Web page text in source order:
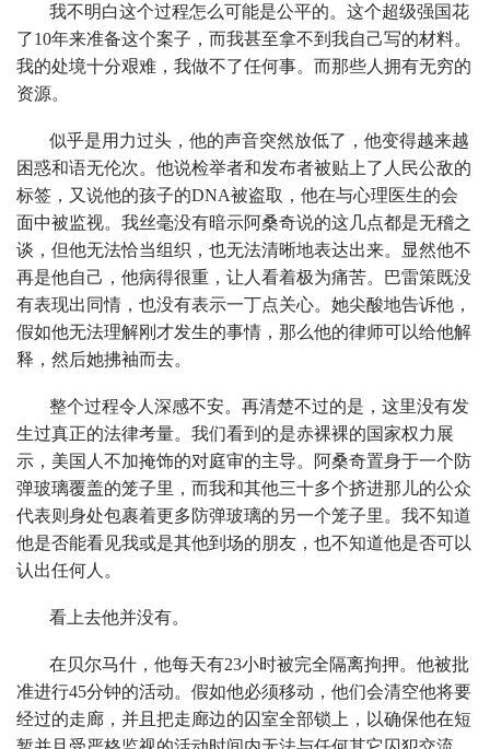
我不明白这个过程怎么可能是公平的。这个超级强国花
了10年来准备这个案子，而我甚至拿不到我自己写的材料。
我的处境十分艰难，我做不了任何事。而那些人拥有无穷的
资源。
似乎是用力过头，他的声音突然放低了，他变得越来越
困惑和语无伦次。他说检举者和发布者被贴上了人民公敌的
标签，又说他的孩子的DNA被盗取，他在与心理医生的会
面中被监视。我丝毫没有暗示阿桑奇说的这几点都是无稽之
谈，但他无法恰当组织，也无法清晰地表达出来。显然他不
再是他自己，他病得很重，让人看着极为痛苦。巴雷策既没
有表现出同情，也没有表示一丁点关心。她尖酸地告诉他，
假如他无法理解刚才发生的事情，那么他的律师可以给他解
释，然后她拂袖而去。
整个过程令人深感不安。再清楚不过的是，这里没有发
生过真正的法律考量。我们看到的是赤裸裸的国家权力展
示，美国人不加掩饰的对庭审的主导。阿桑奇置身于一个防
弹玻璃覆盖的笼子里，而我和其他三十多个挤进那儿的公众
代表则身处包裹着更多防弹玻璃的另一个笼子里。我不知道
他是否能看见我或是其他到场的朋友，也不知道他是否可以
认出任何人。
看上去他并没有。
在贝尔马什，他每天有23小时被完全隔离拘押。他被批
准进行45分钟的活动。假如他必须移动，他们会清空他将要
经过的走廊，并且把走廊边的囚室全部锁上，以确保他在短